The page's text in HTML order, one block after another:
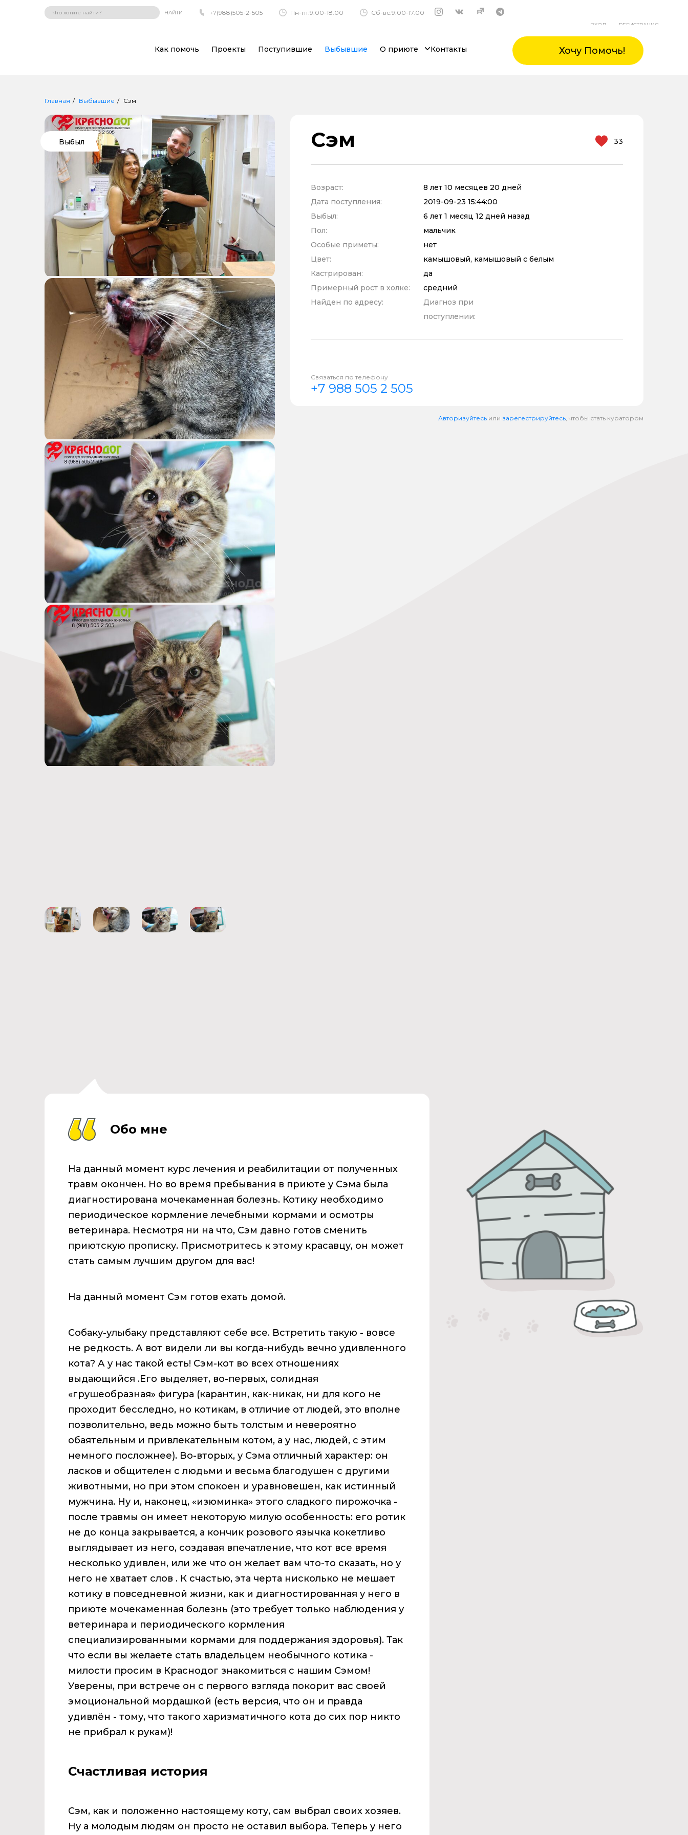
НАЙТИ +7(988)505-2-505 Пн-пт:9.00-18.00 Сб-вс:9.00-17.00
ВХОД РЕГИСТРАЦИЯ
Как помочь Проекты Поступившие Выбывшие О приюте Контакты Хочу Помочь!
Главная Выбывшие Сэм
Выбыл Сэм 33
Возраст:
8 лет 10 месяцев 20 дней
Дата поступления:
2019-09-23 15:44:00
Выбыл:
6 лет 1 месяц 12 дней назад
Пол:
мальчик
Особые приметы:
нет
Цвет:
камышовый, камышовый с белым
Кастрирован:
да
Примерный рост в холке:
средний
Найден по адресу:
Диагноз при
поступлении:
Связаться по телефону
+7 988 505 2 505
Авторизуйтесь или зарегестрируйтесь, чтобы стать куратором
Обо мне
На данный момент курс лечения и реабилитации от полученных
травм окончен. Но во время пребывания в приюте у Сэма была
диагностирована мочекаменная болезнь. Котику необходимо
периодическое кормление лечебными кормами и осмотры
ветеринара. Несмотря ни на что, Сэм давно готов сменить
приютскую прописку. Присмотритесь к этому красавцу, он может
стать самым лучшим другом для вас!
На данный момент Сэм готов ехать домой.
Собаку-улыбаку представляют себе все. Встретить такую - вовсе
не редкость. А вот видели ли вы когда-нибудь вечно удивленного
кота? А у нас такой есть! Сэм-кот во всех отношениях
выдающийся .Его выделяет, во-первых, солидная
«грушеобразная» фигура (карантин, как-никак, ни для кого не
проходит бесследно, но котикам, в отличие от людей, это вполне
позволительно, ведь можно быть толстым и невероятно
обаятельным и привлекательным котом, а у нас, людей, с этим
немного посложнее). Во-вторых, у Сэма отличный характер: он
ласков и общителен с людьми и весьма благодушен с другими
животными, но при этом спокоен и уравновешен, как истинный
мужчина. Ну и, наконец, «изюминка» этого сладкого пирожочка -
после травмы он имеет некоторую милую особенность: его ротик
не до конца закрывается, а кончик розового язычка кокетливо
выглядывает из него, создавая впечатление, что кот все время
несколько удивлен, или же что он желает вам что-то сказать, но у
него не хватает слов . К счастью, эта черта нисколько не мешает
котику в повседневной жизни, как и диагностированная у него в
приюте мочекаменная болезнь (это требует только наблюдения у
ветеринара и периодического кормления
специализированными кормами для поддержания здоровья). Так
что если вы желаете стать владельцем необычного котика -
милости просим в Краснодог знакомиться с нашим Сэмом!
Уверены, при встрече он с первого взгляда покорит вас своей
эмоциональной мордашкой (есть версия, что он и правда
удивлён - тому, что такого харизматичного кота до сих пор никто
не прибрал к рукам)!
Счастливая история
Сэм, как и положенно настоящему коту, сам выбрал своих хозяев.
Ну а молодым людям он просто не оставил выбора. Теперь у него